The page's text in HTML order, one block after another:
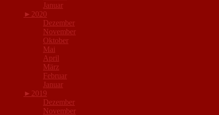
Januar
► 2020
Dezember
November
Oktober
Mai
April
März
Februar
Januar
► 2019
Dezember
November